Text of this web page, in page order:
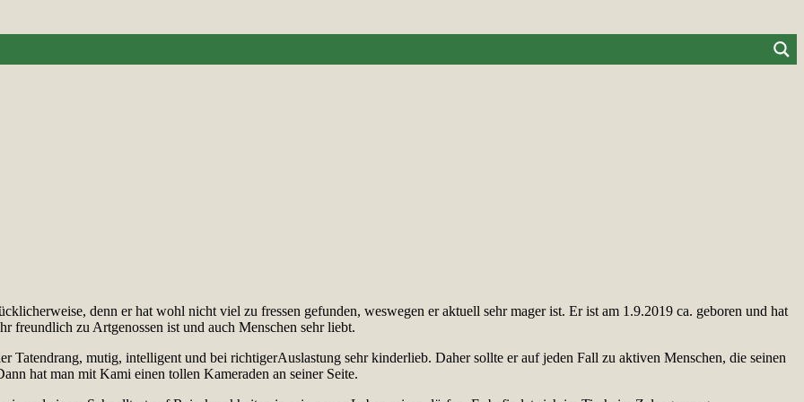
denn er hat wohl nicht viel zu fressen gefunden, weswegen er aktuell sehr mager ist. Er ist am 1.9.2019 ca. geboren und hat
freundlich zu Artgenossen ist und auch Menschen sehr liebt.
Tatendrang, mutig, intelligent und bei richtigerAuslastung sehr kinderlieb. Daher sollte er auf jeden Fall zu aktiven Menschen, die seinen
hat man mit Kami einen tollen Kameraden an seiner Seite.